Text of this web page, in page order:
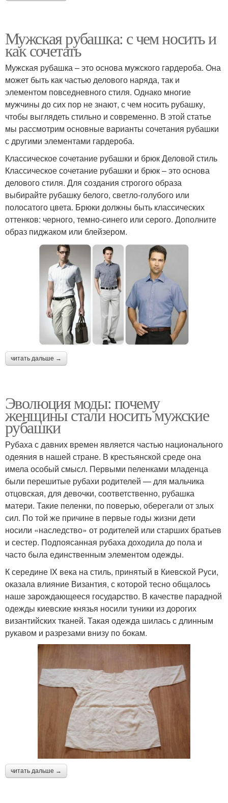
Мужская рубашка: с чем носить и
как сочетать
Мужская рубашка – это основа мужского гардероба. Она
может быть как частью делового наряда, так и
элементом повседневного стиля. Однако многие
мужчины до сих пор не знают, с чем носить рубашку,
чтобы выглядеть стильно и современно. В этой статье
мы рассмотрим основные варианты сочетания рубашки
с другими элементами гардероба.
Классическое сочетание рубашки и брюк Деловой стиль
Классическое сочетание рубашки и брюк – это основа
делового стиля. Для создания строгого образа
выбирайте рубашку белого, светло-голубого или
полосатого цвета. Брюки должны быть классических
оттенков: черного, темно-синего или серого. Дополните
образ пиджаком или блейзером.
читать дальше →
Эволюция моды: почему
женщины стали носить мужские
рубашки
Рубаха с давних времен является частью национального
одеяния в нашей стране. В крестьянской среде она
имела особый смысл. Первыми пеленками младенца
были перешитые рубахи родителей — для мальчика
отцовская, для девочки, соответственно, рубашка
матери. Такие пеленки, по поверью, оберегали от злых
сил. По той же причине в первые годы жизни дети
носили «наследство» от родителей или старших братьев
и сестер. Подпоясанная рубаха доходила до пола и
часто была единственным элементом одежды.
К середине IX века на стиль, принятый в Киевской Руси,
оказала влияние Византия, с которой тесно общалось
наше зарождающееся государство. В качестве парадной
одежды киевские князья носили туники из дорогих
византийских тканей. Такая одежда шилась с длинным
рукавом и разрезами внизу по бокам.
читать дальше →